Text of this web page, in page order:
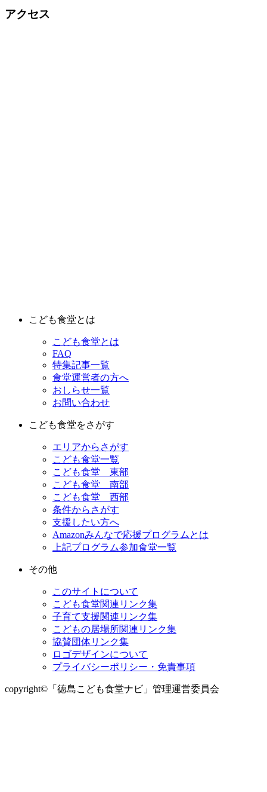
アクセス
こども食堂とは
こども食堂とは
FAQ
特集記事一覧
食堂運営者の方へ
おしらせ一覧
お問い合わせ
こども食堂をさがす
エリアからさがす
こども食堂一覧
こども食堂 東部
こども食堂 南部
こども食堂 西部
条件からさがす
支援したい方へ
Amazonみんなで応援プログラムとは
上記プログラム参加食堂一覧
その他
このサイトについて
こども食堂関連リンク集
子育て支援関連リンク集
こどもの居場所関連リンク集
協賛団体リンク集
ロゴデザインについて
プライバシーポリシー・免責事項
copyright©「徳島こども食堂ナビ」管理運営委員会